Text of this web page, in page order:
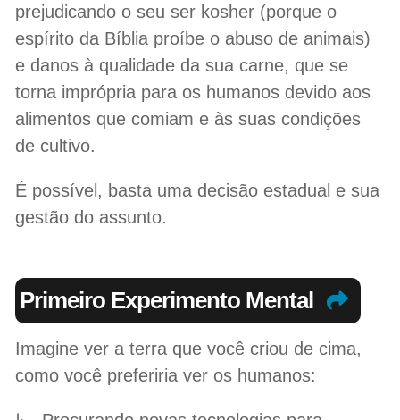
prejudicando o seu ser kosher (porque o
espírito da Bíblia proíbe o abuso de animais)
e danos à qualidade da sua carne, que se
torna imprópria para os humanos devido aos
alimentos que comiam e às suas condições
de cultivo.
É possível, basta uma decisão estadual e sua
gestão do assunto.
Primeiro Experimento Mental
Imagine ver a terra que você criou de cima,
como você preferiria ver os humanos: